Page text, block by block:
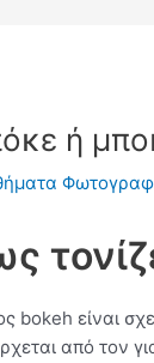
ή
bokeh είναι
από τον